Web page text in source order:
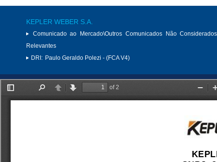
KEPLER WEBER S.A.
Comunicado ao Mercado\Outros Comunicados Não
Relevantes
DRI: Paulo Geraldo Polezi - (FCA V4)